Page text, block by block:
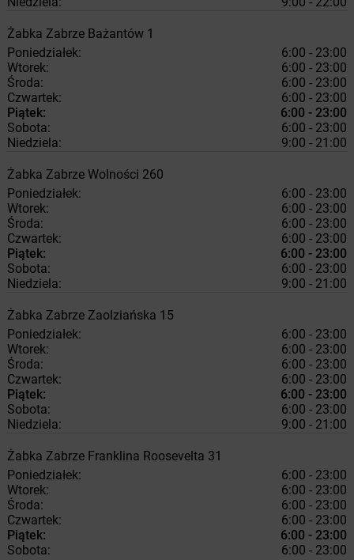
Żabka Zabrze Bażantów 1
Poniedziałek:
6:00 - 23:00
Wtorek:
6:00 - 23:00
Środa:
6:00 - 23:00
Czwartek:
6:00 - 23:00
Piątek:
6:00 - 23:00
Sobota:
6:00 - 23:00
Niedziela:
9:00 - 21:00
Żabka Zabrze Wolności 260
Poniedziałek:
6:00 - 23:00
Wtorek:
6:00 - 23:00
Środa:
6:00 - 23:00
Czwartek:
6:00 - 23:00
Piątek:
6:00 - 23:00
Sobota:
6:00 - 23:00
Niedziela:
9:00 - 21:00
Żabka Zabrze Zaolziańska 15
Poniedziałek:
6:00 - 23:00
Wtorek:
6:00 - 23:00
Środa:
6:00 - 23:00
Czwartek:
6:00 - 23:00
Piątek:
6:00 - 23:00
Sobota:
6:00 - 23:00
Niedziela:
9:00 - 21:00
Żabka Zabrze Franklina Roosevelta 31
Poniedziałek:
6:00 - 23:00
Wtorek:
6:00 - 23:00
Środa:
6:00 - 23:00
Czwartek:
6:00 - 23:00
Piątek:
6:00 - 23:00
Sobota:
6:00 - 23:00